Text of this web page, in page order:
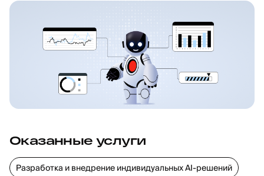
Оказанные услуги
Разработка и внедрение индивидуальных AI-решений